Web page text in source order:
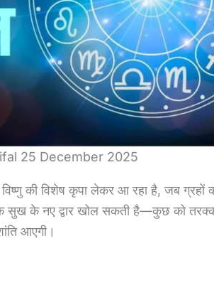
25 December 2025
की विशेष कृपा लेकर आ रहा है, जब ग्रहों
सुख के नए द्वार खोल सकती है—कुछ को
आएगी।